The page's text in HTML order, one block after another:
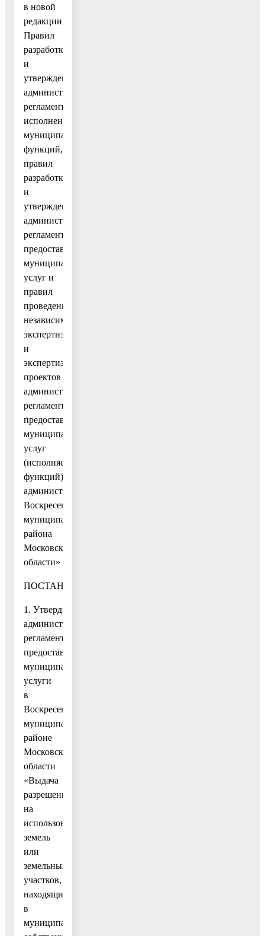
в новой
редакции
Правил
разработки
и
утверждения
административных
регламентов
исполнения
муниципальных
функций,
правил
разработки
и
утверждения
административных
регламентов
предоставления
муниципальных
услуг и
правил
проведения
независимой
экспертизы
и
экспертизы
проектов
административных
регламентов
предоставления
муниципальных
услуг
(исполняемых
функций)
администрации
Воскресенского
муниципального
района
Московской
области»
ПОСТАНОВЛЯЮ:
1. Утвердить
административный
регламент
предоставлению
муниципальной
услуги
в
Воскресенском
муниципальном
районе
Московской
области
«Выдача
разрешения
на
использование
земель
или
земельных
участков,
находящихся
в
муниципальной